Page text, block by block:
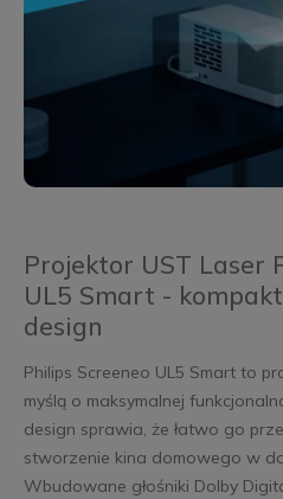
Projektor UST Laser
UL5 Smart -
design
Philips Screeneo UL5 Smart to
myślą o maksymalnej
design sprawia, że łatwo go
stworzenie kina domowego w
Wbudowane głośniki Dolby